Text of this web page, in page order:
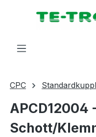
springen
CPC
APCD12004
Schott/